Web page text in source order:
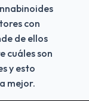
con
de ellos
cuáles son
y esto
mejor.